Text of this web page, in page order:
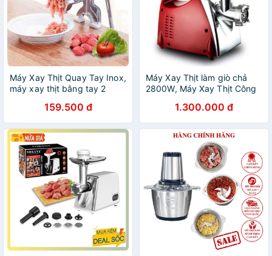
Máy Xay Thịt Quay Tay Inox,
máy xay thịt bằng tay 2
159.500 đ
Máy Xay Thịt làm giò chả
2800W, Máy Xay Thịt Công
1.300.000 đ